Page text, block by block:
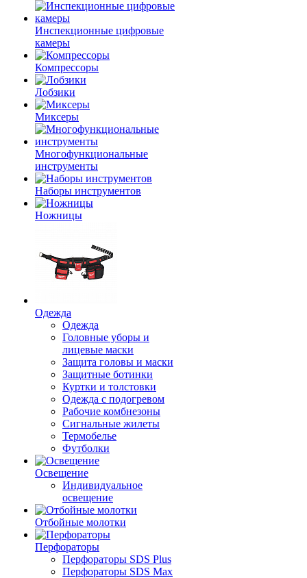
Инспекционные цифровые
камеры
Компрессоры
Лобзики
Миксеры
Многофункциональные
инструменты
Наборы инструментов
Ножницы
Одежда
Одежда
Головные уборы и
лицевые маски
Защита головы и маски
Защитные ботинки
Куртки и толстовки
Одежда с подогревом
Рабочие комбнезоны
Сигнальные жилеты
Термобелье
Футболки
Освещение
Индивидуальное
освещение
Отбойные молотки
Перфораторы
Перфораторы SDS Plus
Перфораторы SDS Max